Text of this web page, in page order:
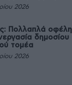
2026
Πολλαπλά οφέλη
δημοσίου
τομέα
2026